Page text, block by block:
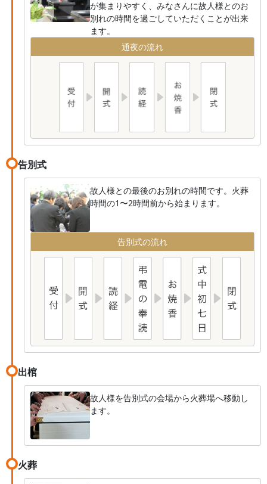
が集まりやすく、みなさんに故人様とのお
別れの時間を過ごしていただくことが出来
ます。
通夜の流れ
告別式
故人様との最後のお別れの時間です。火葬
時間の1〜2時間前から始まります。
告別式の流れ
出棺
故人様を告別式の会場から火葬場へ移動し
ます。
火葬